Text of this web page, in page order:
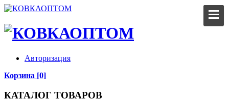
Авторизация
Корзина [0]
КАТАЛОГ ТОВАРОВ